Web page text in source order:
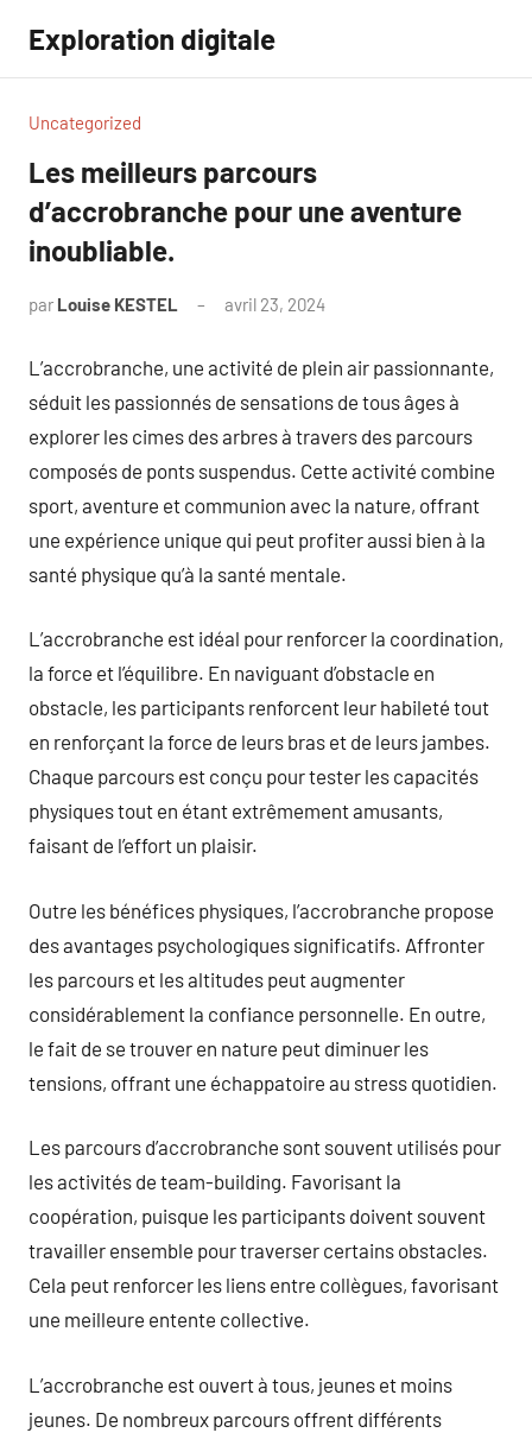
contenu
Exploration digitale
Uncategorized
Les meilleurs parcours
d’accrobranche pour une aventure
inoubliable.
par Louise KESTEL avril 23, 2024
L’accrobranche, une activité de plein air passionnante,
séduit les passionnés de sensations de tous âges à
explorer les cimes des arbres à travers des parcours
composés de ponts suspendus. Cette activité combine
sport, aventure et communion avec la nature, offrant
une expérience unique qui peut profiter aussi bien à la
santé physique qu’à la santé mentale.
L’accrobranche est idéal pour renforcer la coordination,
la force et l’équilibre. En naviguant d’obstacle en
obstacle, les participants renforcent leur habileté tout
en renforçant la force de leurs bras et de leurs jambes.
Chaque parcours est conçu pour tester les capacités
physiques tout en étant extrêmement amusants,
faisant de l’effort un plaisir.
Outre les bénéfices physiques, l’accrobranche propose
des avantages psychologiques significatifs. Affronter
les parcours et les altitudes peut augmenter
considérablement la confiance personnelle. En outre,
le fait de se trouver en nature peut diminuer les
tensions, offrant une échappatoire au stress quotidien.
Les parcours d’accrobranche sont souvent utilisés pour
les activités de team-building. Favorisant la
coopération, puisque les participants doivent souvent
travailler ensemble pour traverser certains obstacles.
Cela peut renforcer les liens entre collègues, favorisant
une meilleure entente collective.
L’accrobranche est ouvert à tous, jeunes et moins
jeunes. De nombreux parcours offrent différents